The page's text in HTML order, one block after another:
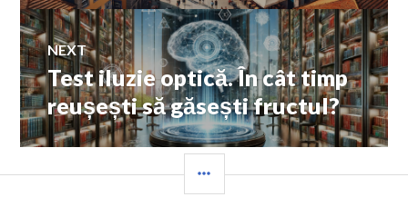
NEXT
Next
post:
Test iluzie optică. În cât timp
reușești să găsești fructul?